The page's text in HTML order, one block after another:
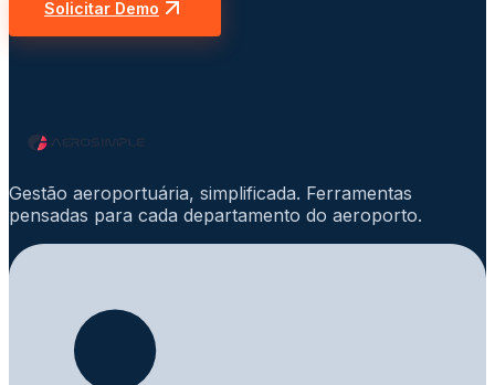
Solicitar Demo
Gestão aeroportuária, simplificada. Ferramentas
pensadas para cada departamento do aeroporto.